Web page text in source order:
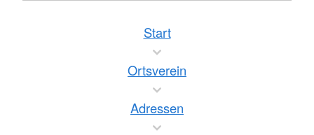
Start
Ortsverein
Adressen